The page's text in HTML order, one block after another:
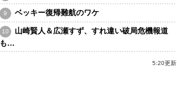
ベッキー復帰難航のワケ
山崎賢人＆広瀬すず、すれ違い破局危機報道
も…
5:20更新